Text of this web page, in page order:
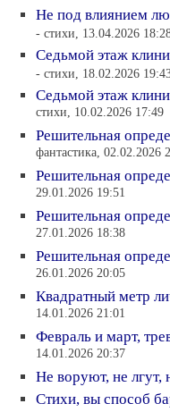
Не под влиянием
- стихи, 13.04.2026
Седьмой этаж
- стихи, 18.02.2026
Седьмой этаж
стихи, 10.02.2026 17:49
Решительная
фантастика, 02.02.2026
Решительная
29.01.2026 19:51
Решительная
27.01.2026 18:38
Решительная
26.01.2026 20:05
Квадратный метр
14.01.2026 21:01
Февраль и март,
14.01.2026 20:37
Не воруют, не лгут,
Стихи, вы способ